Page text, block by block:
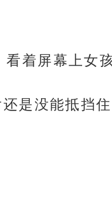
着屏幕上女
是没能抵挡